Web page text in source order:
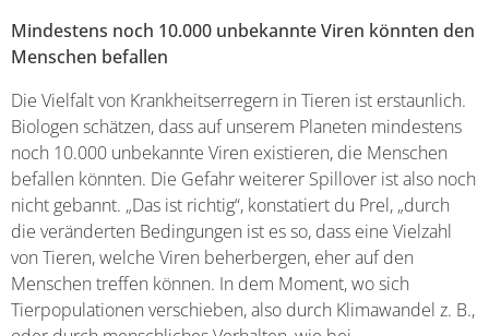
Mindestens noch 10.000 unbekannte Viren könnten den
Menschen befallen
Die Vielfalt von Krankheitserregern in Tieren ist erstaunlich.
Biologen schätzen, dass auf unserem Planeten mindestens
noch 10.000 unbekannte Viren existieren, die Menschen
befallen könnten. Die Gefahr weiterer Spillover ist also noch
nicht gebannt. „Das ist richtig“, konstatiert du Prel, „durch
die veränderten Bedingungen ist es so, dass eine Vielzahl
von Tieren, welche Viren beherbergen, eher auf den
Menschen treffen können. In dem Moment, wo sich
Tierpopulationen verschieben, also durch Klimawandel z. B.,